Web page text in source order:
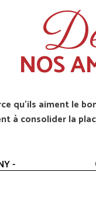
NOS
qu’ils aiment le
à consolider la
-